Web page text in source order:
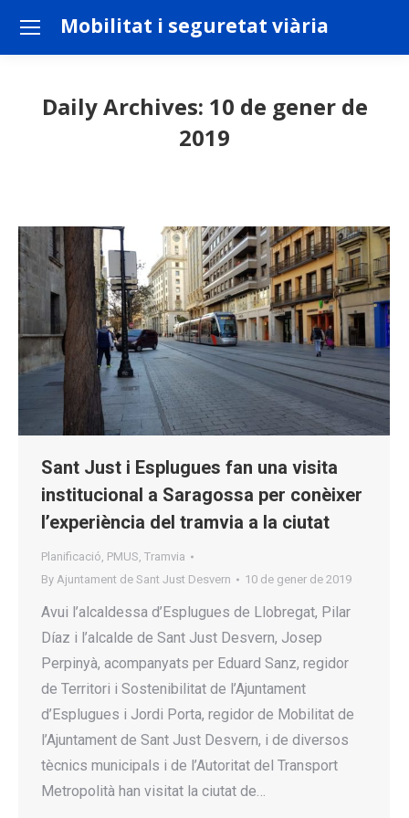
Mobilitat i seguretat viària
Daily Archives: 10 de gener de
2019
Sant Just i Esplugues fan una visita
institucional a Saragossa per conèixer
l’experiència del tramvia a la ciutat
Planificació, PMUS, Tramvia
By Ajuntament de Sant Just Desvern 10 de gener de 2019
Avui l’alcaldessa d’Esplugues de Llobregat, Pilar
Díaz i l’alcalde de Sant Just Desvern, Josep
Perpinyà, acompanyats per Eduard Sanz, regidor
de Territori i Sostenibilitat de l’Ajuntament
d’Esplugues i Jordi Porta, regidor de Mobilitat de
l’Ajuntament de Sant Just Desvern, i de diversos
tècnics municipals i de l’Autoritat del Transport
Metropolità han visitat la ciutat de…